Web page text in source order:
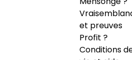
et preuves
Profit ?
Conditions